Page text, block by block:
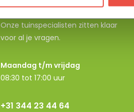
Neem contact op
Onze tuinspecialisten zitten klaar
voor al je vragen.
Maandag t/m vrijdag
08:30 tot 17:00 uur
+31 344 23 44 64